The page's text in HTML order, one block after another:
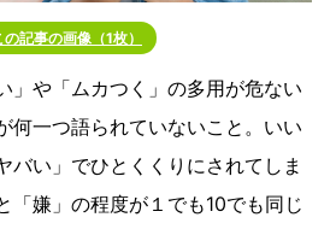
の記事の画像（1枚）
」や「ムカつく」の多用が危ない
何一つ語られていないこと。いい
バい」でひとくくりにされてしま
「嫌」の程度が１でも10でも同じ